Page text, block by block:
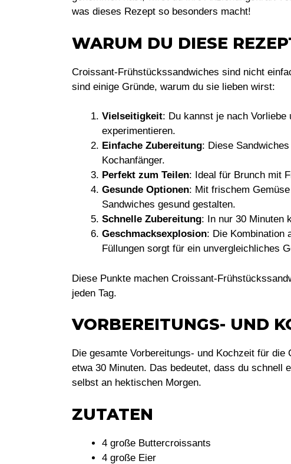
was dieses Rezept so besonders macht!
WARUM DU DIESE
Croissant-Frühstückssandwiches sind nicht
sind einige Gründe, warum du sie lieben wirst:
Vielseitigkeit: Du kannst je nach Vorliebe
experimentieren.
Einfache Zubereitung: Diese
Kochanfänger.
Perfekt zum Teilen: Ideal für Brunch mit
Gesunde Optionen: Mit frischem
Sandwiches gesund gestalten.
Schnelle Zubereitung: In nur 30 Minuten
Geschmacksexplosion: Die Kombination
Füllungen sorgt für ein unvergleichliches
Diese Punkte machen Croissant-
jeden Tag.
VORBEREITUNGS- UND
Die gesamte Vorbereitungs- und Kochzeit für
etwa 30 Minuten. Das bedeutet, dass du schnell
selbst an hektischen Morgen.
ZUTATEN
4 große Buttercroissants
4 große Eier